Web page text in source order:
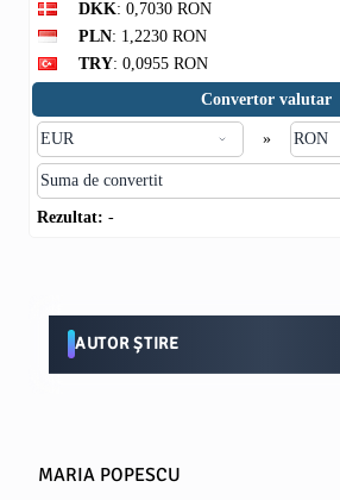
DKK: 0,7030 RON
PLN: 1,2230 RON
TRY: 0,0955 RON
Convertor valutar
»
Rezultat: -
AUTOR ȘTIRE
MARIA POPESCU